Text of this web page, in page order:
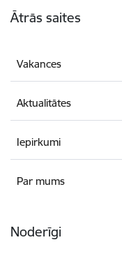
Ātrās saites
Vakances
Aktualitātes
Iepirkumi
Par mums
Noderīgi